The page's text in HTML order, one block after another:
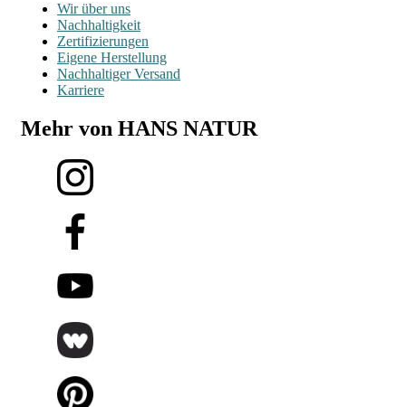
Wir über uns
Nachhaltigkeit
Zertifizierungen
Eigene Herstellung
Nachhaltiger Versand
Karriere
Mehr von HANS NATUR